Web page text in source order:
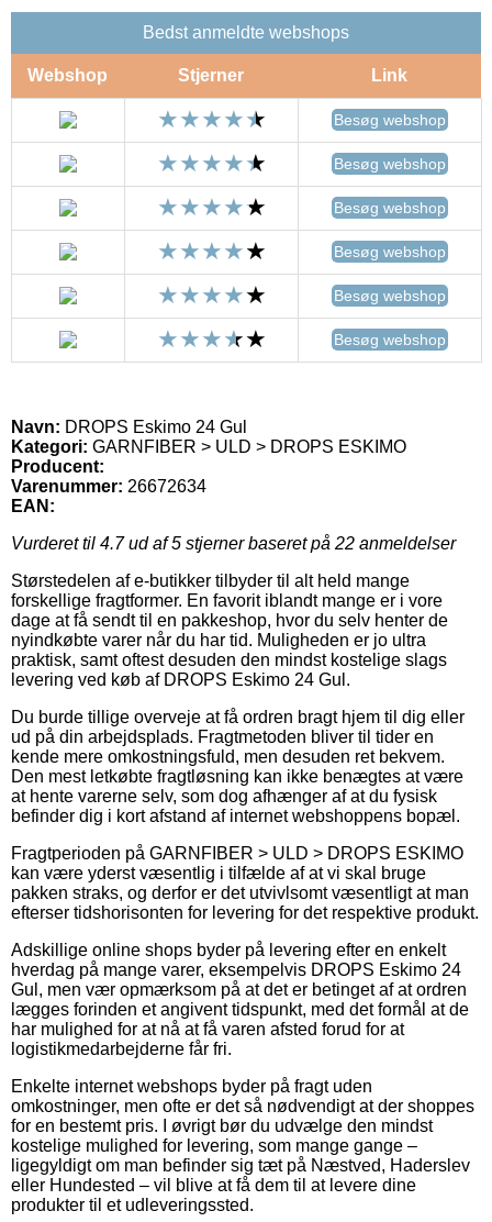
Bedst anmeldte webshops
Webshop Stjerner Link
Besøg webshop
Besøg webshop
Besøg webshop
Besøg webshop
Besøg webshop
Besøg webshop
Navn: DROPS Eskimo 24 Gul
Kategori: GARNFIBER > ULD > DROPS ESKIMO
Producent:
Varenummer: 26672634
EAN:
Vurderet til 4.7ud af 5 stjerner baseret på 22 anmeldelser
Størstedelen af e-butikker tilbyder til alt held mange
forskellige fragtformer. En favorit iblandt mange er i vore
dage at få sendt til en pakkeshop, hvor du selv henter de
nyindkøbte varer når du har tid. Muligheden er jo ultra
praktisk, samt oftest desuden den mindst kostelige slags
levering ved køb af DROPS Eskimo 24 Gul.
Du burde tillige overveje at få ordren bragt hjem til dig eller
ud på din arbejdsplads. Fragtmetoden bliver til tider en
kende mere omkostningsfuld, men desuden ret bekvem.
Den mest letkøbte fragtløsning kan ikke benægtes at være
at hente varerne selv, som dog afhænger af at du fysisk
befinder dig i kort afstand af internet webshoppens bopæl.
Fragtperioden på GARNFIBER > ULD > DROPS ESKIMO
kan være yderst væsentlig i tilfælde af at vi skal bruge
pakken straks, og derfor er det utvivlsomt væsentligt at man
efterser tidshorisonten for levering for det respektive produkt.
Adskillige online shops byder på levering efter en enkelt
hverdag på mange varer, eksempelvis DROPS Eskimo 24
Gul, men vær opmærksom på at det er betinget af at ordren
lægges forinden et angivent tidspunkt, med det formål at de
har mulighed for at nå at få varen afsted forud for at
logistikmedarbejderne får fri.
Enkelte internet webshops byder på fragt uden
omkostninger, men ofte er det så nødvendigt at der shoppes
for en bestemt pris. I øvrigt bør du udvælge den mindst
kostelige mulighed for levering, som mange gange –
ligegyldigt om man befinder sig tæt på Næstved, Haderslev
eller Hundested – vil blive at få dem til at levere dine
produkter til et udleveringssted.